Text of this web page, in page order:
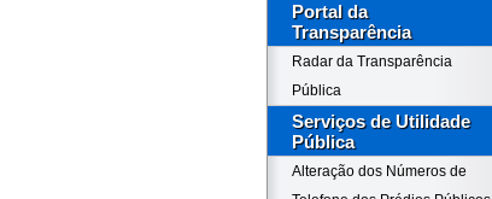
Portal da
Transparência
Radar da Transparência
Pública
Serviços de Utilidade
Pública
Alteração dos Números de